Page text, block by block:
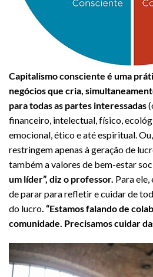
Capitalismo consciente é uma
negócios que cria,
para todas as partes interessadas
financeiro, intelectual, físico,
emocional, ético e até espiritual.
restringem apenas à geração de
também a valores de bem-estar
um líder”, diz o professor. Para ele,
de parar para refletir e cuidar de
do lucro. “Estamos falando de
comunidade. Precisamos cuidar